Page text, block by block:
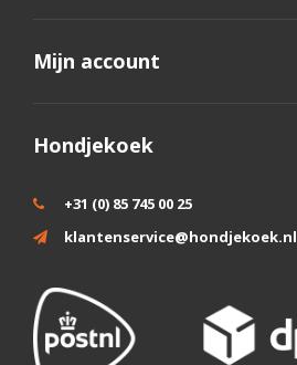
Mijn account
Hondjekoek
+31 (0) 85 745 00 25
klantenservice@hondjekoek.nl